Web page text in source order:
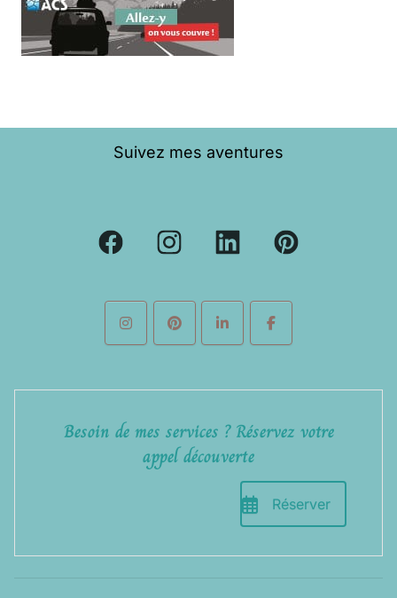
Suivez mes aventures
Besoin de mes services ? Réservez votre
appel découverte
Réserver